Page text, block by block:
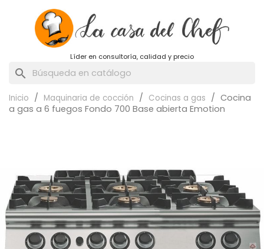
Líder en consultoría, calidad y precio
search
Inicio Maquinaria de cocción Cocinas a gas
Cocina
a gas a 6 fuegos Fondo 700 Base abierta Emotion